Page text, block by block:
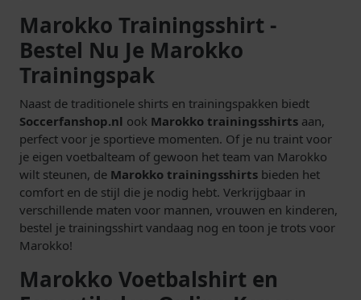
Marokko Trainingsshirt -
Bestel Nu Je Marokko
Trainingspak
Naast de traditionele shirts en trainingspakken biedt
Soccerfanshop.nl ook Marokko trainingsshirts aan,
perfect voor je sportieve momenten. Of je nu traint voor
je eigen voetbalteam of gewoon het team van Marokko
wilt steunen, de Marokko trainingsshirts bieden het
comfort en de stijl die je nodig hebt. Verkrijgbaar in
verschillende maten voor mannen, vrouwen en kinderen,
bestel je trainingsshirt vandaag nog en toon je trots voor
Marokko!
Marokko Voetbalshirt en